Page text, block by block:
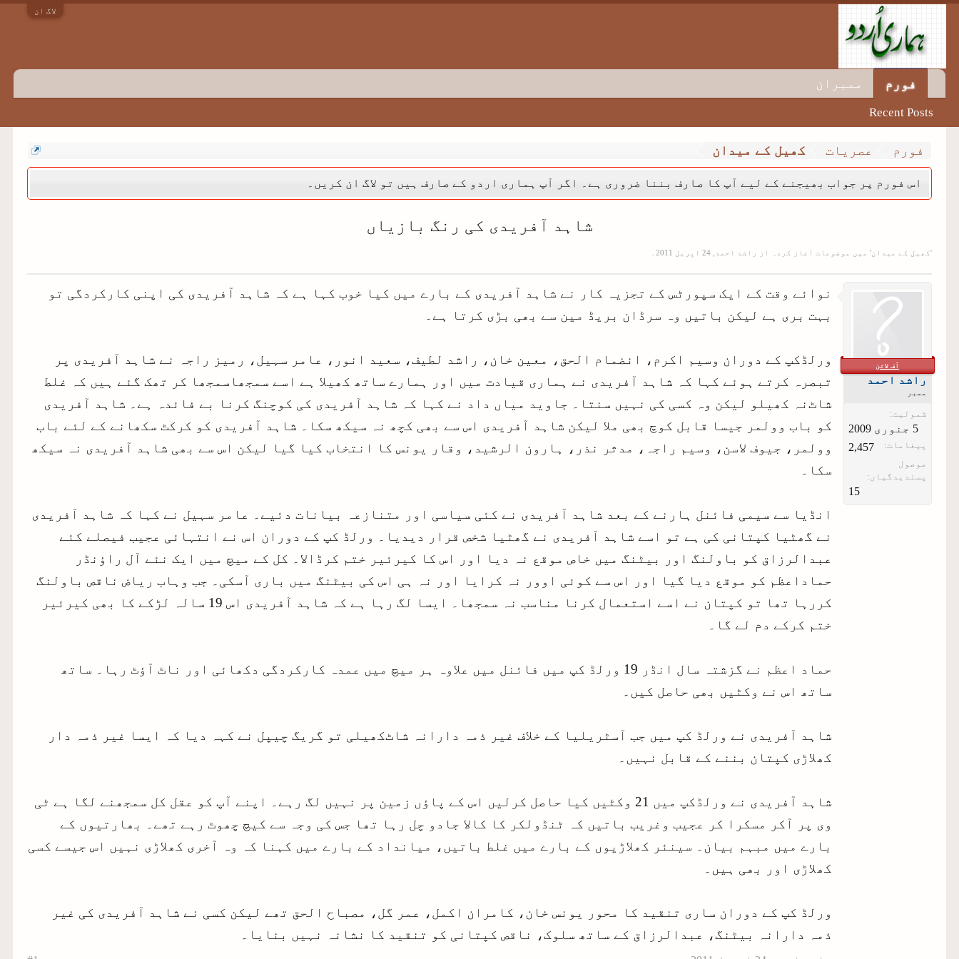
لاگ ان
فورم عصریات کھیل کے میدان
اس فورم پر جواب بھیجنے کے لیے آپ کا صارف بننا ضروری ہے۔ اگر آپ ہماری اردو کے صارف ہیں تو لاگ ان کریں۔
شاہد آفریدی کی رنگ بازیاں
'کھیل کے میدان' میں موضوعات آغاز کردہ از راشد احمد ,‏24 اپریل 2011
آف لائن
راشد احمد
ممبر
شمولیت:
‏5 جنوری 2009
پیغامات: 2,457
موصول
پسندیدگیاں:
15
نوائے وقت کے ایک سپورٹس کے تجزیہ کار نے شاہد آفریدی کے بارے میں کیا خوب کہا ہے کہ شاہد آفریدی کی اپنی کارکردگی تو
بہت بری ہے لیکن باتیں وہ سرڈان بریڈ مین سے بھی بڑی کرتا ہے۔
ورلڈکپ کے دوران وسیم اکرم، انضمام الحق، معین خان، راشد لطیف، سعید انور، عامر سہیل، رمیز راجہ نے شاہد آفریدی پر
تبصرہ کرتے ہوئے کہا کہ شاہد آفریدی نے ہماری قیادت میں اور ہمارے ساتھ کھیلا ہے اسے سمجھاسمجھا کر تھک گئے ہیں کہ غلط
شاٹ‌نہ کھیلو لیکن وہ کسی کی نہیں سنتا۔ جاوید میاں داد نے کہا کہ شاہد آفریدی کی کوچنگ کرنا بے فائدہ ہے۔ شاہد آفریدی
کو باب وولمر جیسا قابل کوچ بھی ملا لیکن شاہد آفریدی اس سے بھی کچھ نہ سیکھ سکا۔ شاہد آفریدی کو کرکٹ سکھانے کے لئے باب
وولمر، جیوف لاسن، وسیم راجہ، مدثر نذر، ہارون الرشید، وقار یونس کا انتخاب کیا گیا لیکن اس سے بھی شاہد آفریدی نہ سیکھ
سکا۔
انڈیا سے سیمی فائنل ہارنے کے بعد شاہد آفریدی نے کئی سیاسی اور متنازعہ بیانات دئیے۔ عامر سہیل نے کہا کہ شاہد آفریدی
نے گھٹیا کپتانی کی ہے تو اسے شاہد آفریدی نے گھٹیا شخص قرار دیدیا۔ ورلڈ کپ کے دوران اس نے انتہائی عجیب فیصلے کئے
عبدالرزاق کو باولنگ اور بیٹنگ میں خاص موقع نہ دیا اور اس کا کیرئیر ختم کرڈالا۔ کل کے میچ میں ایک نئے آل راؤنڈر
حماداعظم کو موقع دیا گیا اور اس سے کوئی اوور نہ کرایا اور نہ ہی اس کی بیٹنگ میں باری آسکی۔ جب وہاب ریاض ناقص باولنگ
کررہا تھا تو کپتان نے اسے استعمال کرنا مناسب نہ سمجھا۔ ایسا لگ رہا ہے کہ شاہد آفریدی اس 19 سالہ لڑکے کا بھی کیرئیر
ختم کرکے دم لے گا۔
حماد اعظم نے گزشتہ سال انڈر 19 ورلڈ کپ میں فائنل میں علاوہ ہر میچ میں عمدہ کارکردگی دکھائی اور ناٹ آؤٹ رہا۔ ساتھ
ساتھ اس نے وکٹیں بھی حاصل کیں۔
شاہد آفریدی نے ورلڈ کپ میں جب آسٹریلیا کے خلاف غیر ذمہ دارانہ شاٹ‌کھیلی تو گریگ چیپل نے کہہ دیا کہ ایسا غیر ذمہ دار
کھلاڑی کپتان بننے کے قابل نہیں۔
شاہد آفریدی نے ورلڈکپ میں 21 وکٹیں کیا حاصل کرلیں اس کے پاؤں زمین پر نہیں لگ رہے۔ اپنے آپ کو عقل کل سمجھنے لگا ہے ٹی
وی پر آکر مسکرا کر عجیب وغریب باتیں کہ ٹنڈولکر کا کالا جادو چل رہا تھا جس کی وجہ سے کیچ چھوٹ رہے تھے۔ بھارتیوں کے
بارے میں مبہم بیان۔ سینئر کھلاڑیوں کے بارے میں غلط باتیں، میانداد کے بارے میں کہنا کہ وہ آخری کھلاڑی نہیں اس جیسے کسی
کھلاڑی اور بھی ہیں۔
ورلڈ کپ کے دوران ساری تنقید کا محور یونس خان، کامران اکمل، عمر گل، مصباح الحق تھے لیکن کسی نے شاہد آفریدی کی غیر
ذمہ دارانہ بیٹنگ، عبدالرزاق کے ساتھ سلوک، ناقص کپتانی کو تنقید کا نشانہ نہیں بنایا۔
فورم
Recent Posts
ممبران